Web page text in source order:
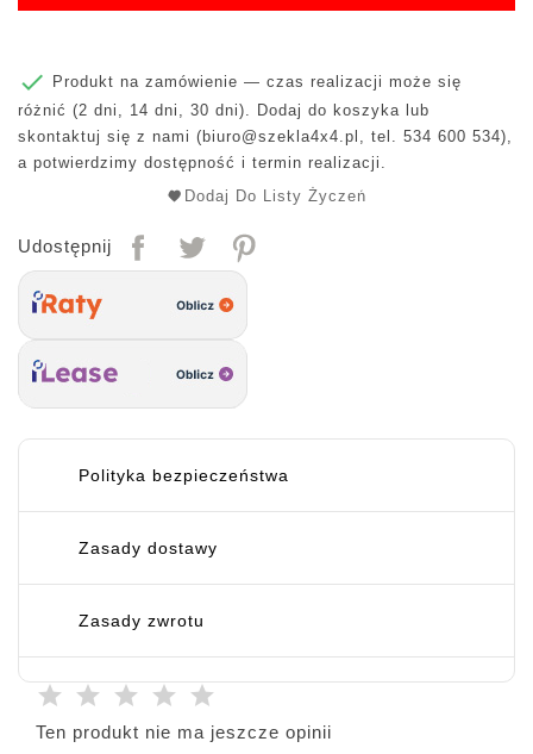

Produkt na zamówienie — czas realizacji może się
różnić (2 dni, 14 dni, 30 dni). Dodaj do koszyka lub
skontaktuj się z nami ( biuro@szekla4x4.pl , tel. 534 600 534),
a potwierdzimy dostępność i termin realizacji.
Dodaj Do Listy Życzeń
Udostępnij
Polityka bezpieczeństwa
Zasady dostawy
Zasady zwrotu
Ten produkt nie ma jeszcze opinii